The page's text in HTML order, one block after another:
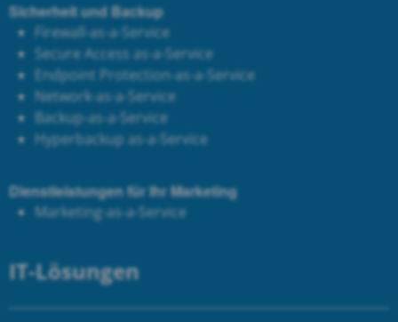
Sicherheit und Backup
Firewall-as-a-Service
Secure Access as-a-Service
Endpoint Protection-as-a-Service
Network-as-a-Service
Backup-as-a-Service
Hyperbackup as-a-Service
Dienstleistungen für Ihr Marketing
Marketing-as-a-Service
IT-Lösungen